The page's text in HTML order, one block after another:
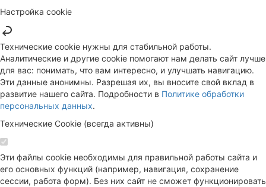
Настройка cookie
Технические cookie нужны для стабильной работы.
Аналитические и другие cookie помогают нам делать сайт лучше
для вас: понимать, что вам интересно, и улучшать навигацию.
Эти данные анонимны. Разрешая их, вы вносите свой вклад в
развитие нашего сайта. Подробности в Политике обработки
персональных данных.
Технические Cookie (всегда активны)
Эти файлы cookie необходимы для правильной работы сайта и
его основных функций (например, навигация, сохранение
сессии, работа форм). Без них сайт не сможет функционировать